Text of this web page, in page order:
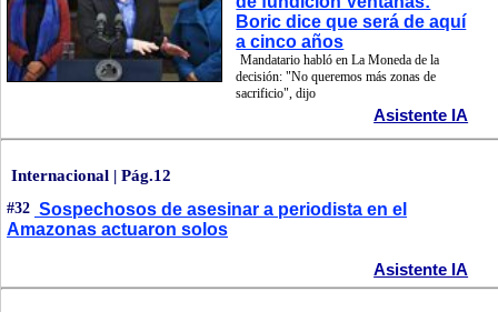
Boric dice que será de aquí
a cinco años
Mandatario habló en La Moneda de la
decisión: "No queremos más zonas de
sacrificio", dijo
Asistente IA
Internacional | Pág.12
#32 Sospechosos de asesinar a periodista en el
Amazonas actuaron solos
Asistente IA